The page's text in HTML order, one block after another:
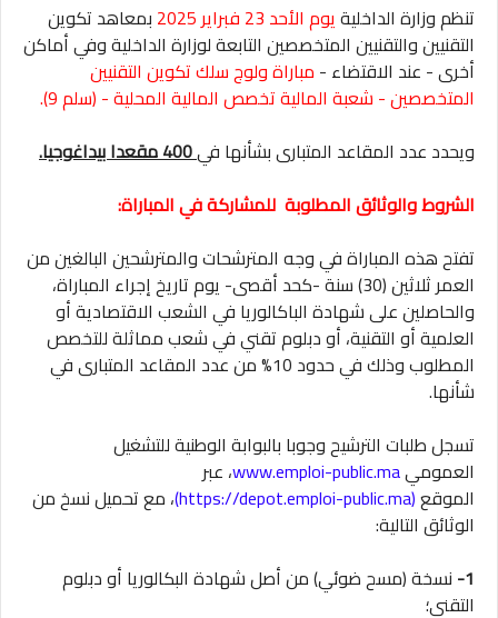
تنظم وزارة الداخليةيوم الأحد 23 فبراير 2025
بمعاهد تكوين
التقنيين والتقنيين المتخصصين التابعة لوزارة الداخلية وفي أماكن
أخرى - عند الاقتضاء - مباراة ولوج سلك تكوين التقنيين
المتخصصين - شعبة المالية تخصص المالية المحلية - (سلم 9).
ويحدد عدد المقاعد المتبارى بشأنها في400 مقعدا بيداغوجيا.
الشروط والوثائق المطلوبة للمشاركة في المباراة:
تفتح هذه المباراة في وجه المترشحات والمترشحين البالغين من
العمر ثلاثين (30) سنة -كحد أقصى- يوم تاريخ إجراء المباراة،
والحاصلين على شهادة الباكالوريا في الشعب الاقتصادية أو
العلمية أو التقنية، أو دبلوم تقني في شعب مماثلة للتخصص
المطلوب وذلك في حدود 10% من عدد المقاعد المتبارى في
شأنها.
تسجل طلبات الترشيح وجوبا بالبوابة الوطنية للتشغيل
العموميwww.emploi-public.ma، عبر
الموقع(https://depot.emploi-public.ma)
، مع تحميل نسخ من
الوثائق التالية:
1- نسخة (مسح ضوئي) من أصل شهادة البكالوريا أو دبلوم
التقني؛